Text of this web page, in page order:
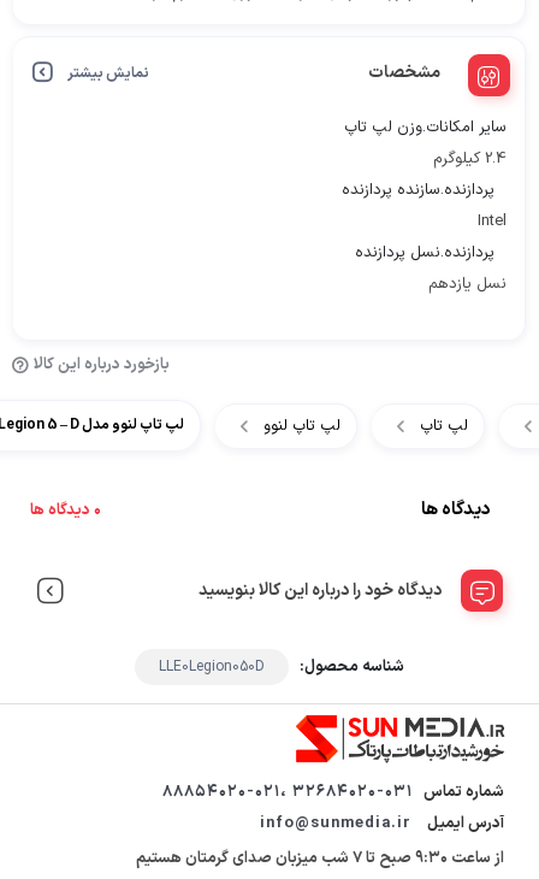
مشخصات نمایش بیشتر
سایر امکانات.وزن لپ تاپ
2.4 کیلوگرم
پردازنده.سازنده پردازنده
Intel
پردازنده.نسل پردازنده
نسل یازدهم
بازخورد درباره این کالا
لپ تاپ لپ تاپ لنوو لپ تاپ لنوو مدل Lenovo Legion 5 – D
دیدگاه ها 0 دیدگاه ها
دیدگاه خود را درباره این کالا بنویسید
شناسه محصول: LLE0Legion050D
شماره تماس 32684020-031 ،88854020-021
آدرس ایمیل
از ساعت 9:30 صبح تا 7 شب میزبان صدای گرمتان هستیم